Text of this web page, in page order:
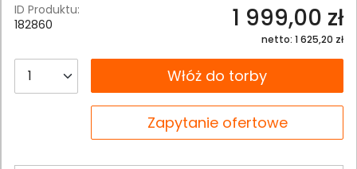
ID Produktu:
182860
1 999,00 zł
netto: 1 625,20 zł
__B2C.PRODUCT.QUANTITYWłóż do torby
Zapytanie ofertowe